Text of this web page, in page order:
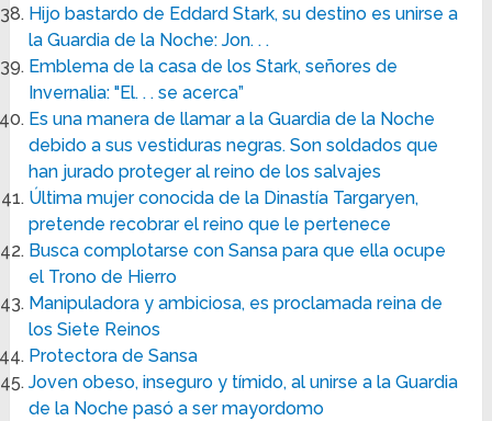
Hijo bastardo de Eddard Stark, su destino es unirse a
la Guardia de la Noche: Jon. . .
Emblema de la casa de los Stark, señores de
Invernalia: "El. . . se acerca”
Es una manera de llamar a la Guardia de la Noche
debido a sus vestiduras negras. Son soldados que
han jurado proteger al reino de los salvajes
Última mujer conocida de la Dinastía Targaryen,
pretende recobrar el reino que le pertenece
Busca complotarse con Sansa para que ella ocupe
el Trono de Hierro
Manipuladora y ambiciosa, es proclamada reina de
los Siete Reinos
Protectora de Sansa
Joven obeso, inseguro y tímido, al unirse a la Guardia
de la Noche pasó a ser mayordomo